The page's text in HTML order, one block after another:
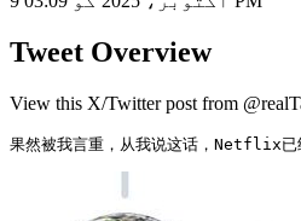
Tweet Overview
果然被我言重，从我说这话，Netflix已